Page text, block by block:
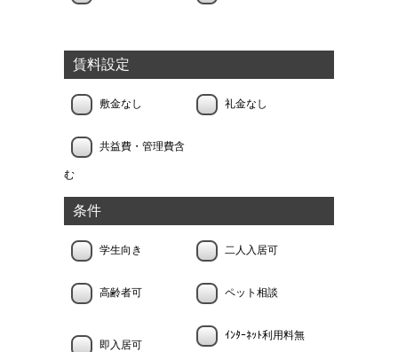
賃料設定
敷金なし 礼金なし
共益費・管理費含
む
条件
学生向き 二人入居可
高齢者可 ペット相談
即入居可
ｲﾝﾀｰﾈｯﾄ利用料無